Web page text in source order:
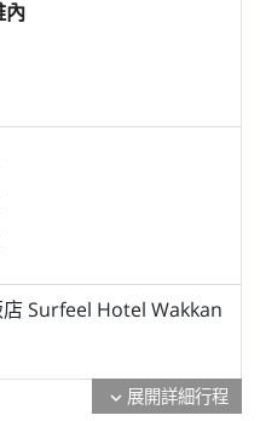
內
店 Surfeel Hotel Wakkan
expand_more 展開詳細行程